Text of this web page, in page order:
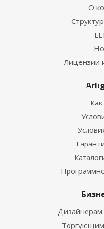
О
Лицензии
Дизайнерам
Торгующим